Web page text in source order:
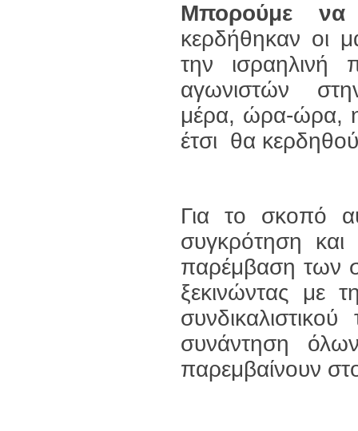
Μπορούμε
κερδήθηκαν οι
την
αγωνιστών
μέρα, ώρα-ώρα,
έτσι θα
Για το σκοπό
συγκρότηση και
παρέμβαση των
ξεκινώντας με
συνάντηση
παρεμβαίνουν